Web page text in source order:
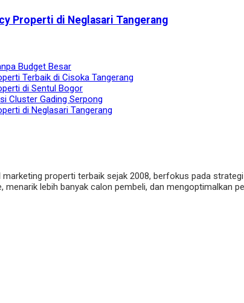
Properti di Neglasari Tangerang
Budget Besar
Terbaik di Cisoka Tangerang
di Sentul Bogor
Cluster Gading Serpong
di Neglasari Tangerang
properti terbaik sejak 2008, berfokus pada
lebih banyak calon pembeli, dan mengoptimalkan